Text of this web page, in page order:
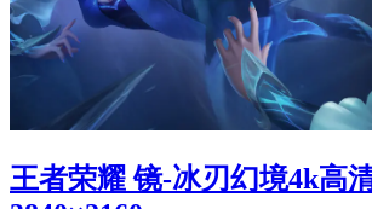
王者荣耀 镜-冰刃幻境4k高